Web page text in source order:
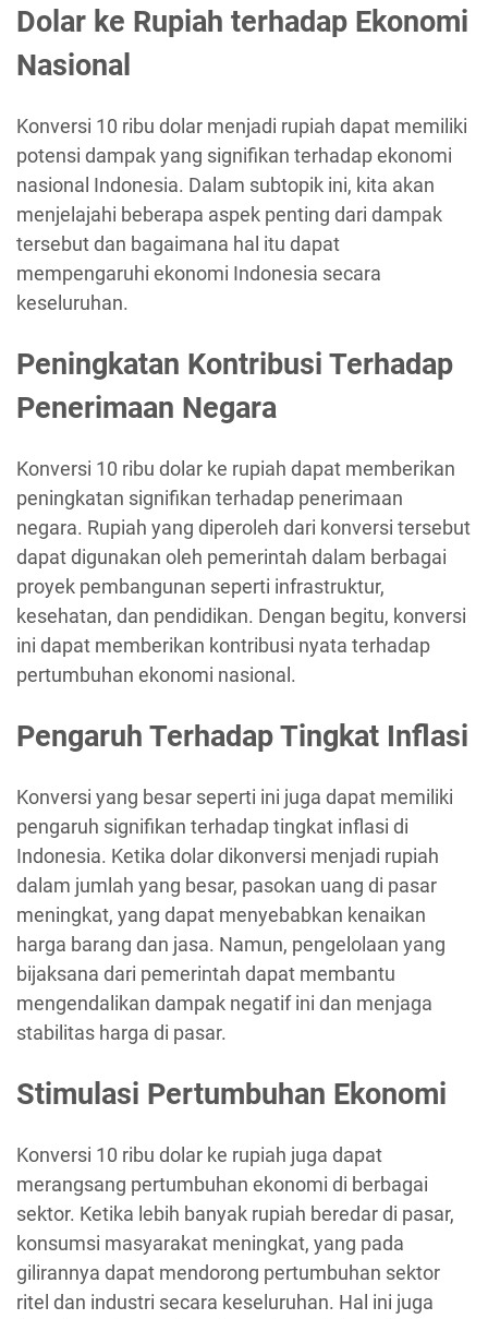
Dolar ke Rupiah terhadap Ekonomi
Nasional
Konversi 10 ribu dolar menjadi rupiah dapat memiliki
potensi dampak yang signifikan terhadap ekonomi
nasional Indonesia. Dalam subtopik ini, kita akan
menjelajahi beberapa aspek penting dari dampak
tersebut dan bagaimana hal itu dapat
mempengaruhi ekonomi Indonesia secara
keseluruhan.
Peningkatan Kontribusi Terhadap
Penerimaan Negara
Konversi 10 ribu dolar ke rupiah dapat memberikan
peningkatan signifikan terhadap penerimaan
negara. Rupiah yang diperoleh dari konversi tersebut
dapat digunakan oleh pemerintah dalam berbagai
proyek pembangunan seperti infrastruktur,
kesehatan, dan pendidikan. Dengan begitu, konversi
ini dapat memberikan kontribusi nyata terhadap
pertumbuhan ekonomi nasional.
Pengaruh Terhadap Tingkat Inflasi
Konversi yang besar seperti ini juga dapat memiliki
pengaruh signifikan terhadap tingkat inflasi di
Indonesia. Ketika dolar dikonversi menjadi rupiah
dalam jumlah yang besar, pasokan uang di pasar
meningkat, yang dapat menyebabkan kenaikan
harga barang dan jasa. Namun, pengelolaan yang
bijaksana dari pemerintah dapat membantu
mengendalikan dampak negatif ini dan menjaga
stabilitas harga di pasar.
Stimulasi Pertumbuhan Ekonomi
Konversi 10 ribu dolar ke rupiah juga dapat
merangsang pertumbuhan ekonomi di berbagai
sektor. Ketika lebih banyak rupiah beredar di pasar,
konsumsi masyarakat meningkat, yang pada
gilirannya dapat mendorong pertumbuhan sektor
ritel dan industri secara keseluruhan. Hal ini juga